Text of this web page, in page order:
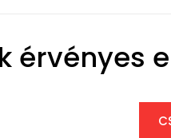
érvényes